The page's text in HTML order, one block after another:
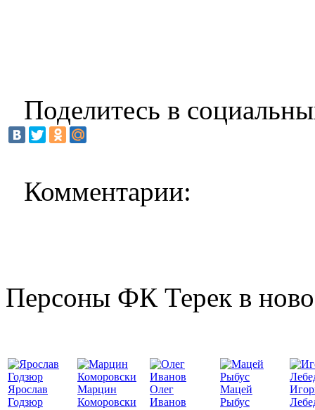
Поделитесь в
Комментарии:
Персоны ФК Терек в
Ярослав
Годзюр
Марцин
Коморовски
Олег
Иванов
Мацей
Рыбус